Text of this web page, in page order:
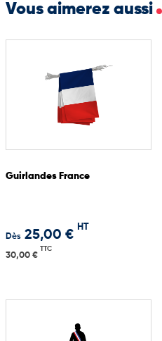
Vous aimerez aussi
Guirlandes France
Dès 25,00 €
HT
30,00 €
TTC